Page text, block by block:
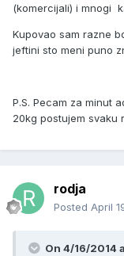
(komercijali) i mnogi
Kupovao sam razne
jeftini sto meni puno
P.S. Pecam za minut
20kg postujem svaku
rodja
Posted April
On 4/16/2014